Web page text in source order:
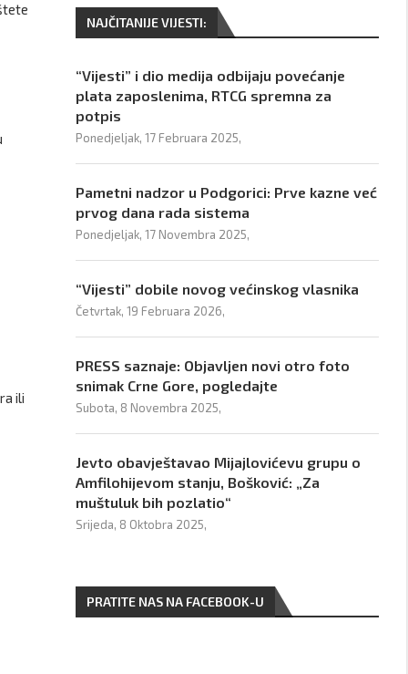
ili
NAJČITANIJE VIJESTI:
“Vijesti” i dio medija odbijaju povećanje
plata zaposlenima, RTCG spremna za
potpis
Ponedjeljak, 17 Februara 2025,
Pametni nadzor u Podgorici: Prve kazne već
prvog dana rada sistema
Ponedjeljak, 17 Novembra 2025,
“Vijesti” dobile novog većinskog vlasnika
Četvrtak, 19 Februara 2026,
PRESS saznaje: Objavljen novi otro foto
snimak Crne Gore, pogledajte
Subota, 8 Novembra 2025,
Jevto obavještavao Mijajlovićevu grupu o
Amfilohijevom stanju, Bošković: „Za
muštuluk bih pozlatio“
Srijeda, 8 Oktobra 2025,
PRATITE NAS NA FACEBOOK-U